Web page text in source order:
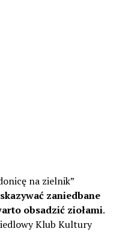
na zielnik”
zaniedbane
obsadzić ziołami.
Klub Kultury